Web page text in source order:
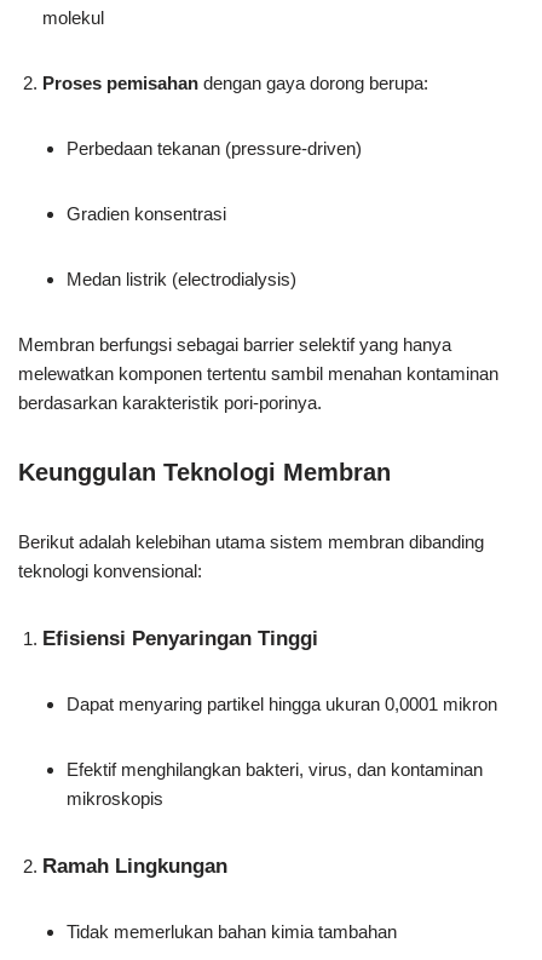
molekul
Proses pemisahan dengan gaya dorong berupa:
Perbedaan tekanan (pressure-driven)
Gradien konsentrasi
Medan listrik (electrodialysis)
Membran berfungsi sebagai barrier selektif yang hanya
melewatkan komponen tertentu sambil menahan kontaminan
berdasarkan karakteristik pori-porinya.
Keunggulan Teknologi Membran
Berikut adalah kelebihan utama sistem membran dibanding
teknologi konvensional:
Efisiensi Penyaringan Tinggi
Dapat menyaring partikel hingga ukuran 0,0001 mikron
Efektif menghilangkan bakteri, virus, dan kontaminan
mikroskopis
Ramah Lingkungan
Tidak memerlukan bahan kimia tambahan